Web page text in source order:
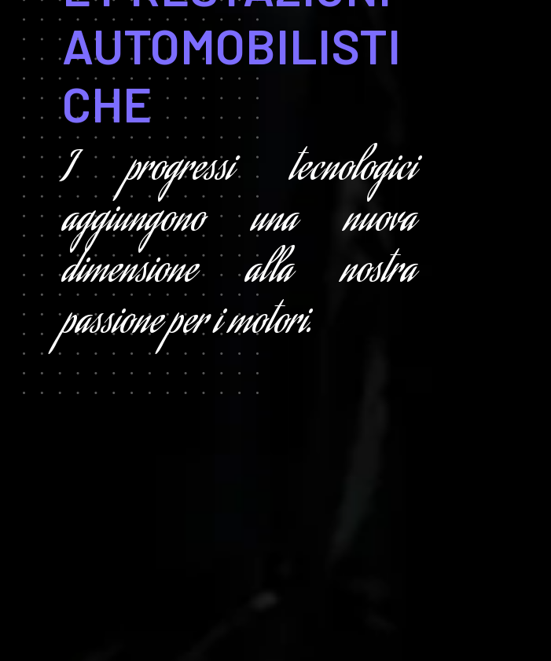
AUTOMOBILISTI
CHE
I progressi tecnologici
aggiungono una nuova
dimensione alla nostra
passione per i motori.